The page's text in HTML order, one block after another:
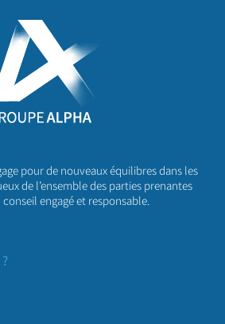
pour de nouveaux équilibres dans les
de l’ensemble des parties prenantes
engagé et responsable.